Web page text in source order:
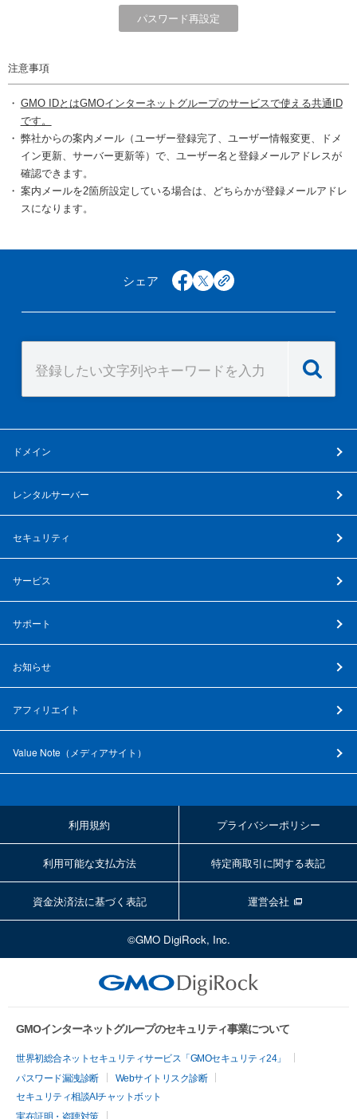
注意事項
GMO IDとはGMOインターネットグループのサービスで使える共通ID
です。
弊社からの案内メール（ユーザー登録完了、ユーザー情報変更、ドメ
イン更新、サーバー更新等）で、ユーザー名と登録メールアドレスが
確認できます。
案内メールを2箇所設定している場合は、どちらかが登録メールアドレ
スになります。
シェア facebook
x copy
ドメイン
レンタルサーバー
セキュリティ
サービス
サポート
お知らせ
アフィリエイト
Value Note（ メディアサイト ）
利用規約 プライバシーポリシー
利用可能な支払方法 特定商取引に関する表記
資金決済法に基づく表記 運営会社
©GMO DigiRock, Inc.
GMOインターネットグループのセキュリティ事業について
世界初総合ネットセキュリティサービス「GMOセキュリティ24」
パスワード漏洩診断
Webサイトリスク診断
セキュリティ相談AIチャットボット
実在証明・盗聴対策